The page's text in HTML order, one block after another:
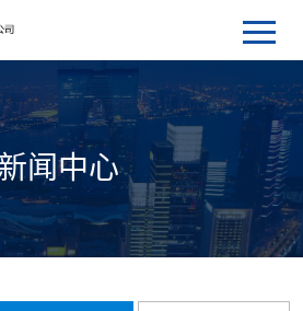
闻中心